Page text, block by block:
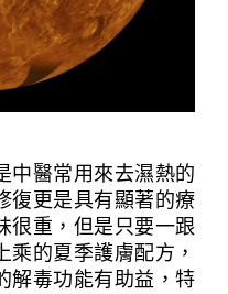
中醫常用來去濕熱的
復更是具有顯著的療
很重，但是只要一跟
的夏季護膚配方，
解毒功能有助益，特